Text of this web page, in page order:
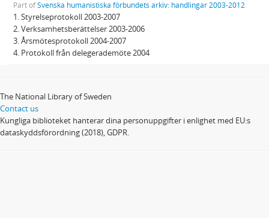
Part ofSvenska humanistiska förbundets arkiv: handlingar 2003-2012
1. Styrelseprotokoll 2003-2007
2. Verksamhetsberättelser 2003-2006
3. Årsmötesprotokoll 2004-2007
4. Protokoll från delegerademöte 2004
The National Library of Sweden
Contact us
Kungliga biblioteket hanterar dina personuppgifter i enlighet med EU:s
dataskyddsförordning (2018), GDPR.